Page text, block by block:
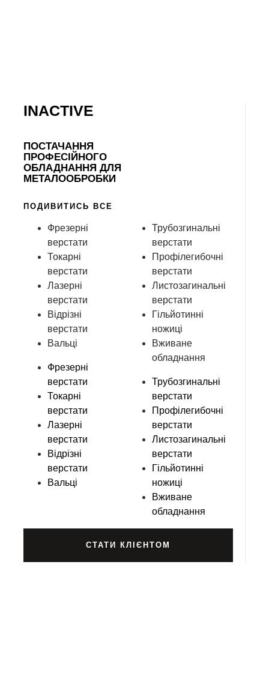
INACTIVE
ПОСТАЧАННЯ
ПРОФЕСІЙНОГО
ОБЛАДНАННЯ ДЛЯ
МЕТАЛООБРОБКИ
ПОДИВИТИСЬ ВСЕ
Фрезерні
верстати
Токарні
верстати
Лазерні
верстати
Відрізні
верстати
Вальці
Фрезерні
верстати
Токарні
верстати
Лазерні
верстати
Відрізні
верстати
Вальці
Трубозгинальні
верстати
Профілегибочні
верстати
Листозагинальні
верстати
Гільйотинні
ножиці
Вживане
обладнання
Трубозгинальні
верстати
Профілегибочні
верстати
Листозагинальні
верстати
Гільйотинні
ножиці
Вживане
обладнання
СТАТИ КЛІЄНТОМ